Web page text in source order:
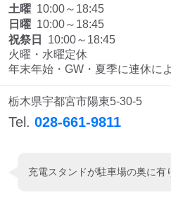
土曜 10:00～18:45
日曜 10:00～18:45
祝祭日
10:00～18:45
火曜・水曜定休
年末年始・GW・夏季に連休に
栃木県宇都宮市陽東5-30-5
Tel. 028-661-9811